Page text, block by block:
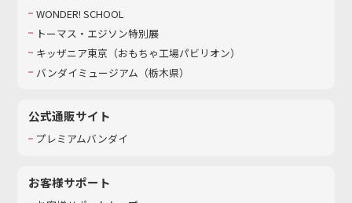
WONDER! SCHOOL
トーマス・エジソン特別展
キッザニア東京（おもちゃ工場パビリオン）​
バンダイミュージアム（栃木県）
公式通販サイト
プレミアムバンダイ
お客様サポート